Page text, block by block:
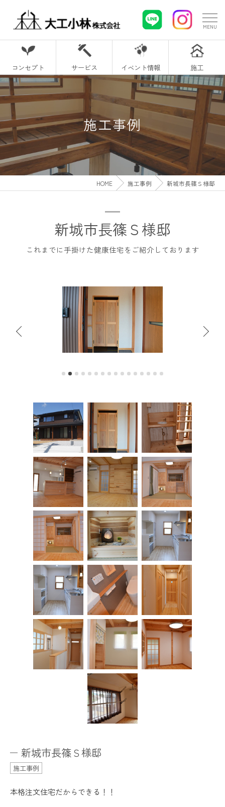
コンセプト サービス イベント情報 施工
施工事例
HOME 施工事例 新城市長篠Ｓ様邸
これまでに手掛けた健康住宅をご紹介しております
新城市長篠Ｓ様邸
新城市長篠Ｓ様邸
施工事例
本格注文住宅だからできる！！